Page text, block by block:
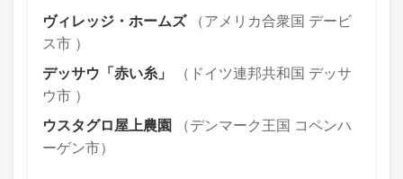
ヴィレッジ・ホームズ
（アメリカ合衆国 デービ
ス市 ）
デッサウ「赤い糸」
（ドイツ連邦共和国 デッサ
ウ市 ）
ウスタグロ屋上農園
（デンマーク王国 コペンハ
ーゲン市）